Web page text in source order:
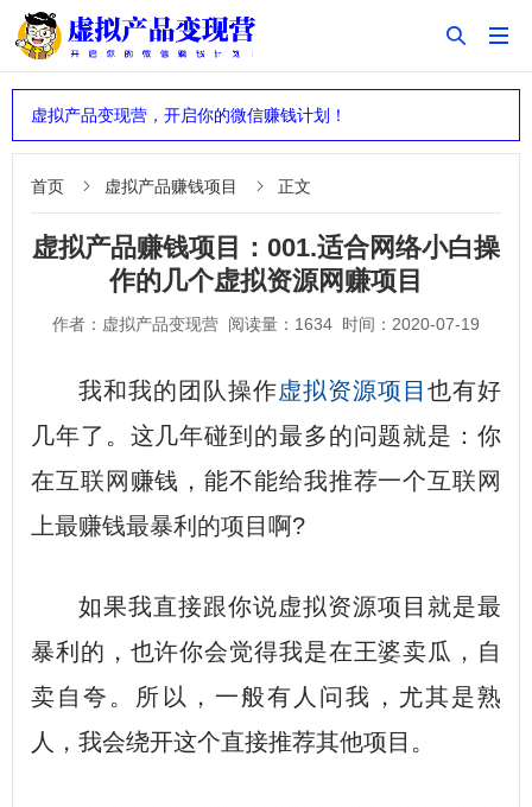


虚拟产品变现营，开启你的微信赚钱计划！
首页  虚拟产品赚钱项目  正文
虚拟产品赚钱项目：001.适合网络小白操
作的几个虚拟资源网赚项目
作者：虚拟产品变现营 阅读量：1634 时间：2020-07-19
我和我的团队操作虚拟资源项目 也有好
几年了。这几年碰到的最多的问题就是：你
在互联网 赚钱，能不能给我推荐一个互联网
上最赚钱最暴利的项目 啊?
如果我直接跟你说虚拟资源项目就是最
暴利的，也许你会觉得我是在王婆卖瓜，自
卖自夸。所以，一般有人问我，尤其是熟
人，我会绕开这个直接推荐其他项目。